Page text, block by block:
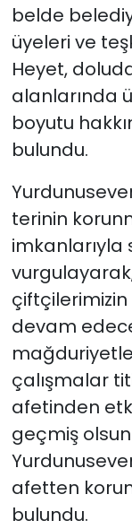
belde
üyeleri ve
Heyet,
alanlarında
boyutu
bulundu.
terinin
imkanlarıyla
devam
çalışmalar
afetinden
geçmiş
afetten
bulundu.